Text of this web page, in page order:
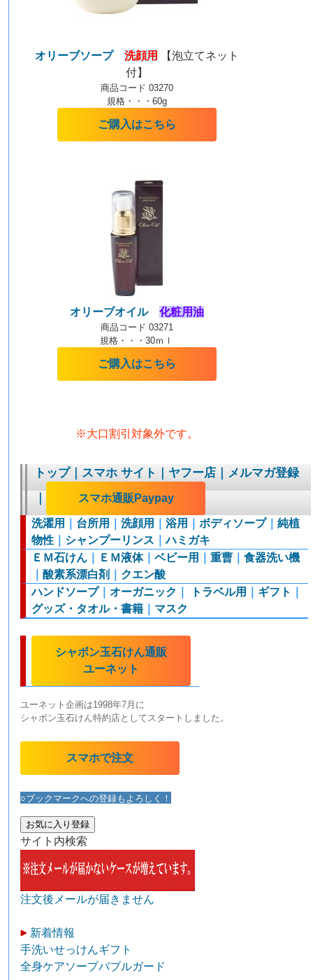
オリーブソープ 洗顔用
【泡立てネット
付】
商品コード 03270
規格・・・60g
ご購入はこちら
オリーブオイル 化粧用油
商品コード 03271
規格・・・30ｍｌ
ご購入はこちら
※大口割引対象外です。
トップ｜スマホ サイト｜ヤフー店｜メルマガ登録
｜
スマホ通販Paypay
洗濯用 台所用 ｜洗顔用 ｜浴用 ｜ボディソープ｜純植
物性
シャンプーリンス ｜ハミガキ
ＥＭ石けん
ＥＭ液体｜ベビー用 ｜重曹 ｜食器洗い機
｜酸素系漂白剤
クエン酸
ハンドソープ｜オーガニック トラベル用 ギフト
グッズ・タオル・書籍
マスク
シャボン玉石けん通販
ユーネット
ユーネット企画は1998年7月に
シャボン玉石けん特約店としてスタートしました。
スマホで注文
○ブックマークへの登録もよろしく！
お気に入り登録
サイト内検索
注文後メールが届きません
新着情報
手洗いせっけんギフト
全身ケアソープバブルガード